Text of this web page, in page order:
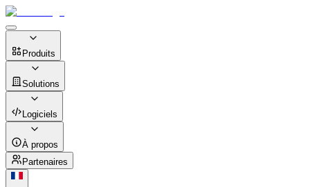
Produits
Solutions
Logiciels
À propos
Partenaires